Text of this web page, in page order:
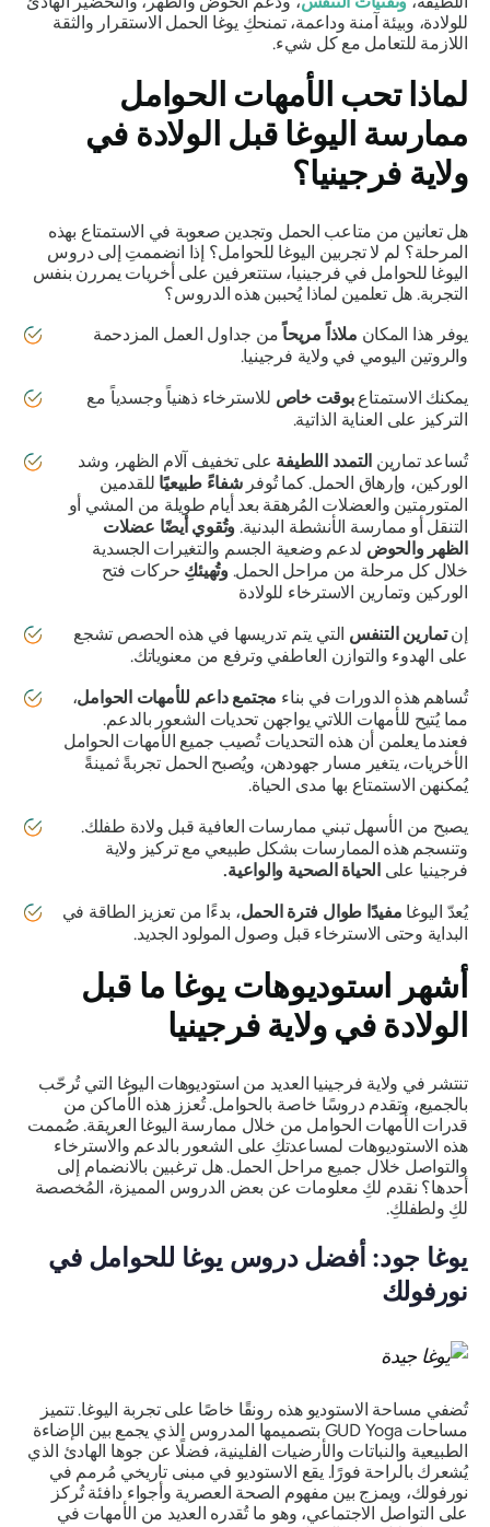
للولادة، وبيئة آمنة وداعمة، تمنحكِ يوغا الحمل الاستقرار والثقة
اللازمة للتعامل مع كل شيء.
لماذا تحب الأمهات الحوامل
ممارسة اليوغا قبل الولادة في
ولاية فرجينيا؟
هل تعانين من متاعب الحمل وتجدين صعوبة في الاستمتاع بهذه
المرحلة؟ لم لا تجربين اليوغا للحوامل؟ إذا انضممتِ إلى دروس
اليوغا للحوامل في فرجينيا، ستتعرفين على أخريات يمررن بنفس
التجربة. هل تعلمين لماذا يُحببن هذه الدروس؟
يوفر هذا المكانملاذاً مريحاًمن جداول العمل المزدحمة
والروتين اليومي في ولاية فرجينيا.
يمكنك الاستمتاعبوقت خاصللاسترخاء ذهنياً وجسدياً مع
التركيز على العناية الذاتية.
تُساعد تمارينالتمدد اللطيفةعلى تخفيف آلام الظهر، وشد
الوركين، وإرهاق الحمل. كما تُوفرشفاءً طبيعيًاللقدمين
المتورمتين والعضلات المُرهقة بعد أيام طويلة من المشي أو
التنقل أو ممارسة الأنشطة البدنية.وتُقوي أيضًا عضلات
الظهر والحوض لدعم وضعية الجسم والتغيرات الجسدية
خلال كل مرحلة من مراحل الحمل. وتُهيئكِحركات فتح
الوركين وتمارين الاسترخاء للولادة
إنتمارين التنفس التي يتم تدريسها في هذه الحصص تشجع
على الهدوء والتوازن العاطفي وترفع من معنوياتك.
تُساهم هذه الدورات في بناءمجتمع داعم للأمهات الحوامل،
مما يُتيح للأمهات اللاتي يواجهن تحديات الشعور بالدعم.
فعندما يعلمن أن هذه التحديات تُصيب جميع الأمهات الحوامل
الأخريات، يتغير مسار جهودهن، ويُصبح الحمل تجربةً ثمينةً
يُمكنهن الاستمتاع بها مدى الحياة.
يصبح من الأسهل تبني ممارسات العافية قبل ولادة طفلك.
وتنسجم هذه الممارسات بشكل طبيعي مع تركيز ولاية
فرجينيا على الحياة الصحية والواعية.
يُعدّ اليوغامفيدًا طوال فترة الحمل، بدءًا من تعزيز الطاقة في
البداية وحتى الاسترخاء قبل وصول المولود الجديد.
أشهر استوديوهات يوغا ما قبل
الولادة في ولاية فرجينيا
تنتشر في ولاية فرجينيا العديد من استوديوهات اليوغا التي تُرحّب
بالجميع، وتقدم دروسًا خاصة بالحوامل. تُعزز هذه الأماكن من
قدرات الأمهات الحوامل من خلال ممارسة اليوغا العريقة. صُممت
هذه الاستوديوهات لمساعدتكِ على الشعور بالدعم والاسترخاء
والتواصل خلال جميع مراحل الحمل. هل ترغبين بالانضمام إلى
أحدها؟ نقدم لكِ معلومات عن بعض الدروس المميزة، المُخصصة
لكِ ولطفلكِ.
يوغا جود: أفضل دروس يوغا للحوامل في
نورفولك
تُضفي مساحة الاستوديو هذه رونقًا خاصًا على تجربة اليوغا. تتميز
مساحات GUD Yoga بتصميمها المدروس الذي يجمع بين الإضاءة
الطبيعية والنباتات والأرضيات الفلينية، فضلًا عن جوها الهادئ الذي
يُشعرك بالراحة فورًا. يقع الاستوديو في مبنى تاريخي مُرمم في
نورفولك، ويمزج بين مفهوم الصحة العصرية وأجواء دافئة تُركز
على التواصل الاجتماعي، وهو ما تُقدره العديد من الأمهات في